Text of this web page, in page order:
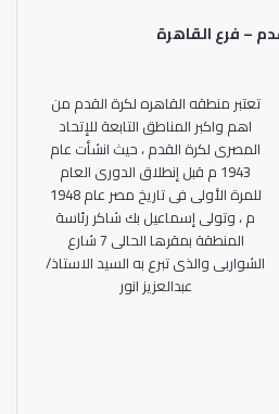
– فرع القاهرة
تعتبر منطقه القاهره لكرة القدم من
اهم واكبر المناطق التابعة للإتحاد
المصرى لكرة القدم ، حيث انشأت عام
1943 م قبل إنطلاق الدورى العام
للمرة الأولى فى تاريخ مصر عام 1948
م ، وتولى إسماعيل بك شاكر رئاسة
المنطقة بمقرها الحالى 7 شارع
الشواربى والذى تبرع به السيد الاستاذ/
عبدالعزيز انور